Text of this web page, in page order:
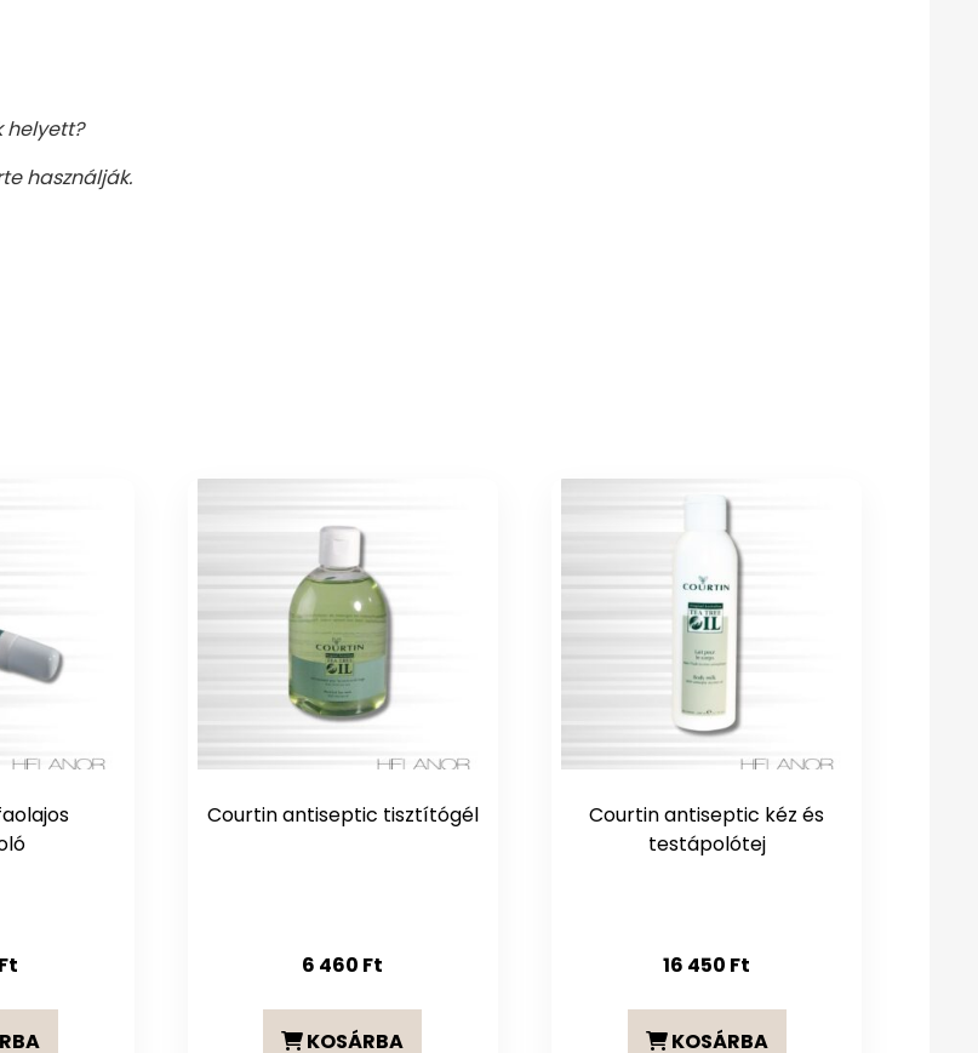
helyett?
használják.
Ft
Courtin antiseptic tisztítógél
6 460 Ft
KOSÁRBA
Courtin antiseptic kéz és
testápolótej
16 450 Ft
KOSÁRBA